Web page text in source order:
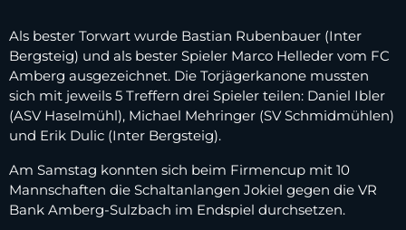
Als bester Torwart wurde Bastian Rubenbauer (Inter
Bergsteig) und als bester Spieler Marco Helleder vom FC
Amberg ausgezeichnet. Die Torjägerkanone mussten
sich mit jeweils 5 Treffern drei Spieler teilen: Daniel Ibler
(ASV Haselmühl), Michael Mehringer (SV Schmidmühlen)
und Erik Dulic (Inter Bergsteig).
Am Samstag konnten sich beim Firmencup mit 10
Mannschaften die Schaltanlangen Jokiel gegen die VR
Bank Amberg-Sulzbach im Endspiel durchsetzen.